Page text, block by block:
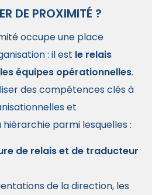
DE PROXIMITÉ ?
occupe une place
: il est le relais
équipes opérationnelles.
des compétences clés à
et
parmi lesquelles :
de relais et de traducteur
de la direction, les